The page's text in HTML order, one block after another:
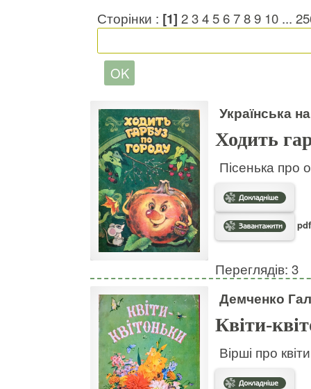
Сторінки : [1] 23456789 10 ...
Українська
Ходить
Пісенька про
Переглядів: 3
Демченко
Квіти-
Вірші про